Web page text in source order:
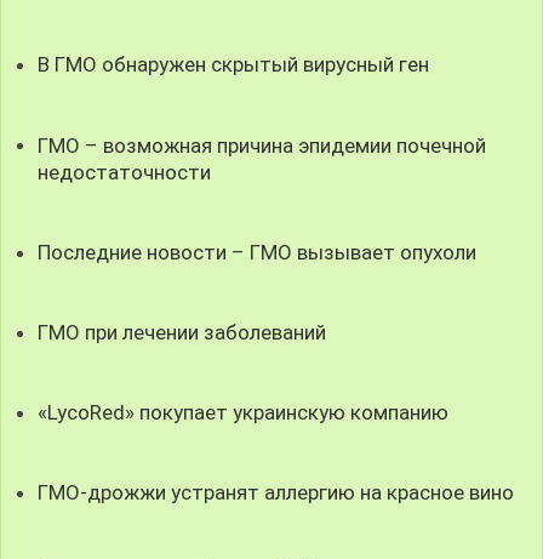
В ГМО обнаружен скрытый вирусный ген
ГМО – возможная причина эпидемии почечной
недостаточности
Последние новости – ГМО вызывает опухоли
ГМО при лечении заболеваний
«LycoRed» покупает украинскую компанию
ГМО-дрожжи устранят аллергию на красное вино